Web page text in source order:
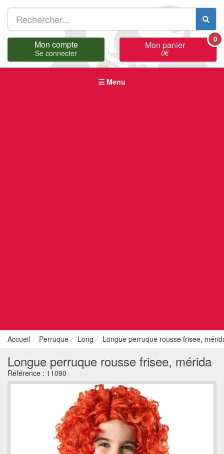
Mon compte
Se connecter
Mon panier
0€
0
Menu
Accueil Perruque Long Longue perruque rousse frisee,
Longue perruque rousse frisee, mérida
Référence : 11090